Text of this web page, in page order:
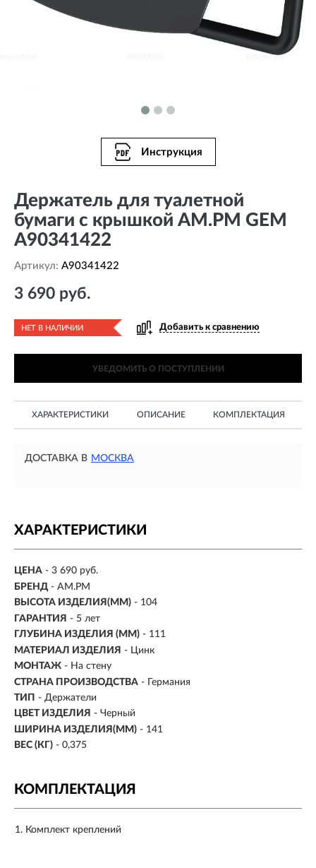
Инструкция
Держатель для туалетной
бумаги с крышкой AM.PM GEM
A90341422
Артикул: A90341422
3 690 руб.
НЕТ В НАЛИЧИИ Добавить к сравнению
УВЕДОМИТЬ О ПОСТУПЛЕНИИ
ХАРАКТЕРИСТИКИ ОПИСАНИЕ КОМПЛЕКТАЦИЯ
ДОСТАВКА В МОСКВА
ХАРАКТЕРИСТИКИ
ЦЕНА - 3 690 руб.
БРЕНД - AM.PM
ВЫСОТА ИЗДЕЛИЯ(ММ) - 104
ГАРАНТИЯ - 5 лет
ГЛУБИНА ИЗДЕЛИЯ (ММ) - 111
МАТЕРИАЛ ИЗДЕЛИЯ - Цинк
МОНТАЖ - На стену
СТРАНА ПРОИЗВОДСТВА - Германия
ТИП - Держатели
ЦВЕТ ИЗДЕЛИЯ - Черный
ШИРИНА ИЗДЕЛИЯ(ММ) - 141
ВЕС (КГ) - 0,375
КОМПЛЕКТАЦИЯ
Комплект креплений